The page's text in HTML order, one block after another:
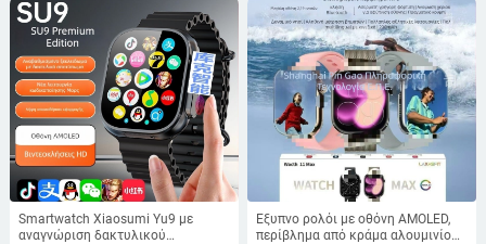
αλουμινένιο περίβλημα,
σιλικονούχο λουρί, ασύρματη
φόρτιση, περιλαμβά
Smartwatch Xiaosumi Yu9 με
αναγνώριση δακτυλικού
Έξυπνο ρολόι με οθόνη AMOLED,
περίβλημα από κράμα αλουμινίου,